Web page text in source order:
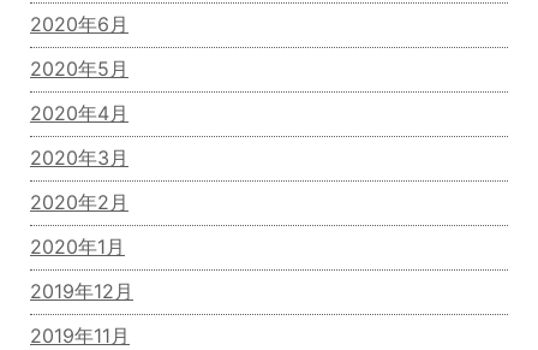
2020年6月
2020年5月
2020年4月
2020年3月
2020年2月
2020年1月
2019年12月
2019年11月